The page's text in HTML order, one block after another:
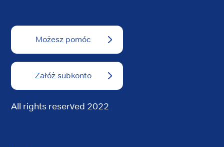
Możesz pomóc
Załóż subkonto
All rights reserved 2022